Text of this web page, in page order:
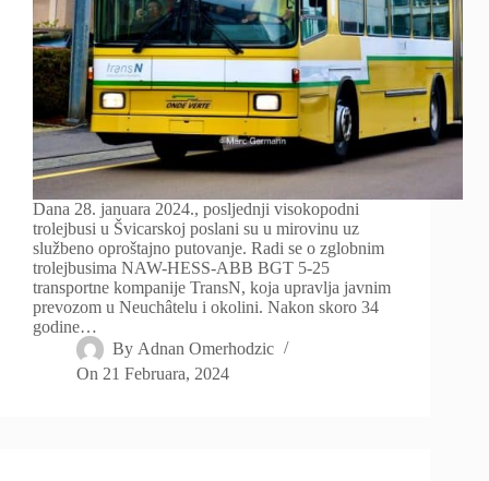
Dana 28. januara 2024., posljednji visokopodni
trolejbusi u Švicarskoj poslani su u mirovinu uz
službeno oproštajno putovanje. Radi se o zglobnim
trolejbusima NAW-HESS-ABB BGT 5-25
transportne kompanije TransN, koja upravlja javnim
prevozom u Neuchâtelu i okolini. Nakon skoro 34
godine…
By Adnan Omerhodzic
On 21 Februara, 2024